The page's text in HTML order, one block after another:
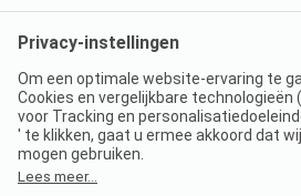
biedt het Kletterwald in Lübben
parcours bestaande uit wiebelige
bezoekers zich op
kunnen ze hun vaardigheden
Slawenburg Raddusch:
Vetschau is een getrouwe